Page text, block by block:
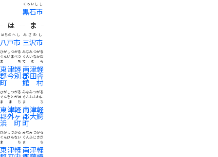
黒石市
くろいしし
は
八戸市
はちのへし
東津軽
郡今別
町
ひがしつがる
ぐんいまべつ
まち
東津軽
郡外ヶ
浜町
ひがしつがる
ぐんそとがは
ままち
東津軽
ひがしつがる
ぐんひらない
まち
ま
三沢市
みさわし
南津軽
郡田舎
館村
みなみつがる
ぐんいなかだ
てむら
南津軽
郡大鰐
町
みなみつがる
ぐんおおわに
まち
南津軽
みなみつがる
ぐんふじさき
まち